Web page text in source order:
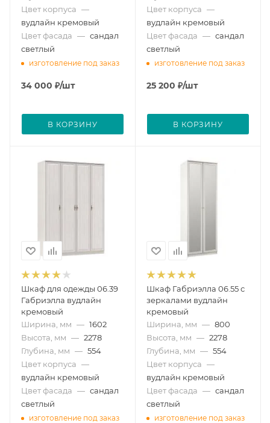
Цвет корпуса —
вудлайн кремовый
Цвет фасада — сандал
светлый
изготовление под заказ
34 000 ₽/шт
В КОРЗИНУ
Цвет корпуса —
вудлайн кремовый
Цвет фасада — сандал
светлый
изготовление под заказ
25 200 ₽/шт
В КОРЗИНУ
Шкаф для одежды 06.39
Габриэлла вудлайн
кремовый
Ширина, мм — 1602
Высота, мм — 2278
Глубина, мм — 554
Цвет корпуса —
вудлайн кремовый
Цвет фасада — сандал
светлый
изготовление под заказ
Шкаф Габриэлла 06.55 с
зеркалами вудлайн
кремовый
Ширина, мм — 800
Высота, мм — 2278
Глубина, мм — 554
Цвет корпуса —
вудлайн кремовый
Цвет фасада — сандал
светлый
изготовление под заказ